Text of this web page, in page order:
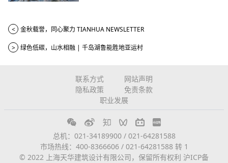
< 金秋载誉，同心聚力 TIANHUA NEWSLETTER
> 绿色低碳，山水相融 | 千岛湖鲁能胜地亚运村
联系方式
网站声明
隐私政策
免责条款
职业发展
总机：021-34189900 / 021-64281588
市场热线：400-8366606 / 021-64281588 转 1
© 2022 上海天华建筑设计有限公司，保留所有权利 沪ICP备